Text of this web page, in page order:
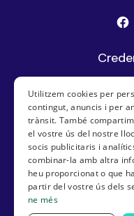
© SeniorDomo I
Utilitzem cookies per
contingut, anuncis i per
trànsit. També
el vostre ús del nostre
socis publicitaris i
combinar-la amb altra
heu proporcionat o que
partir del vostre ús dels
ne més